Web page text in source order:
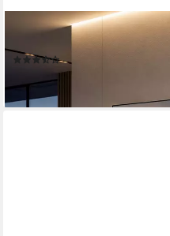
MAKIKA
Ablagetisch TV Lowboard /
(5)
79,90 €
lieferbar - in 3-4 Werktagen bei dir